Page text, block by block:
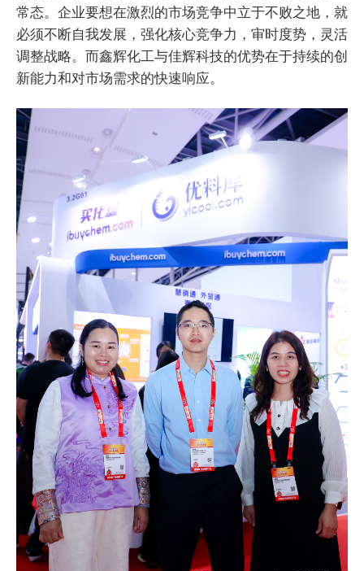
常态。企业要想在激烈的市场竞争中立于不败之地，就
必须不断自我发展，强化核心竞争力，审时度势，灵活
调整战略。而鑫辉化工与佳辉科技的优势在于持续的创
新能力和对市场需求的快速响应。